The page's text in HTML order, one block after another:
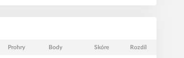
Prohry Body Skóre Rozdíl